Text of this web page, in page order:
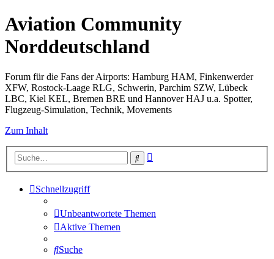
Aviation Community
Norddeutschland
Forum für die Fans der Airports: Hamburg HAM, Finkenwerder
XFW, Rostock-Laage RLG, Schwerin, Parchim SZW, Lübeck
LBC, Kiel KEL, Bremen BRE und Hannover HAJ u.a. Spotter,
Flugzeug-Simulation, Technik, Movements
Zum Inhalt
Suche
Schnellzugriff
Unbeantwortete Themen
Aktive Themen
Suche